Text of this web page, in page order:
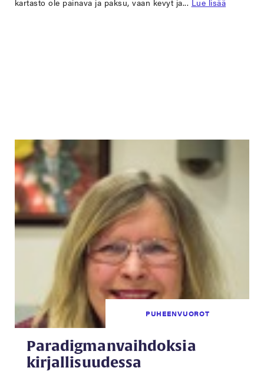
PUHEENVUOROT
Paradigmanvaihdoksia
kirjallisuudessa